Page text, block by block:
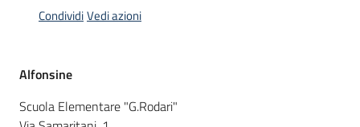
famiglie
Informazioni
CondividiVedi azioni
Alfonsine
Scuola Elementare "G.Rodari"